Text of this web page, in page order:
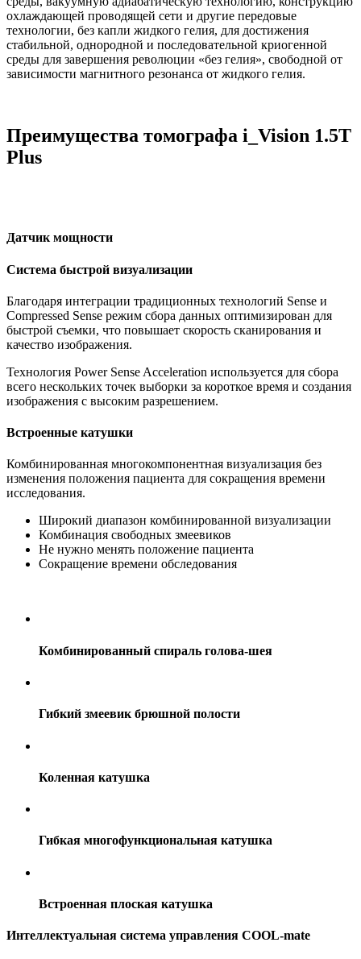
охлаждающей проводящей сети и другие передовые
технологии, без капли жидкого гелия, для достижения
стабильной, однородной и последовательной криогенной
среды для завершения революции «без гелия», свободной от
зависимости магнитного резонанса от жидкого гелия.
Преимущества томографа i_Vision 1.5T
Plus
Датчик мощности
Система быстрой визуализации
Благодаря интеграции традиционных технологий Sense и
Compressed Sense режим сбора данных оптимизирован для
быстрой съемки, что повышает скорость сканирования и
качество изображения.
Технология Power Sense Acceleration используется для сбора
всего нескольких точек выборки за короткое время и создания
изображения с высоким разрешением.
Встроенные катушки
Комбинированная многокомпонентная визуализация без
изменения положения пациента для сокращения времени
исследования.
Широкий диапазон комбинированной визуализации
Комбинация свободных змеевиков
Не нужно менять положение пациента
Сокращение времени обследования
Комбинированный спираль голова-шея
Гибкий змеевик брюшной полости
Коленная катушка
Гибкая многофункциональная катушка
Встроенная плоская катушка
Интеллектуальная система управления COOL-mate